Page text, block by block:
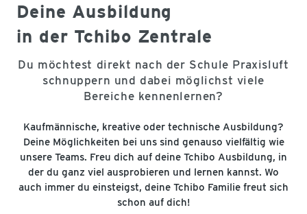
Deine Ausbildung
in der Tchibo Zentrale
Du möchtest direkt nach der Schule Praxisluft
schnuppern und dabei möglichst viele
Bereiche kennenlernen?
Kaufmännische, kreative oder technische Ausbildung?
Deine Möglichkeiten bei uns sind genauso vielfältig wie
unsere Teams. Freu dich auf deine Tchibo Ausbildung, in
der du ganz viel ausprobieren und lernen kannst. Wo
auch immer du einsteigst, deine Tchibo Familie freut sich
schon auf dich!